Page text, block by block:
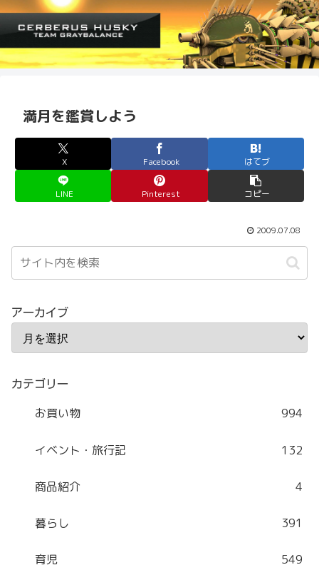
満月を鑑賞しよう
X Facebook はてブ
LINE Pinterest コピー
2009.07.08
アーカイブ
カテゴリー
お買い物 994
イベント・旅行記 132
商品紹介 4
暮らし 391
育児 549